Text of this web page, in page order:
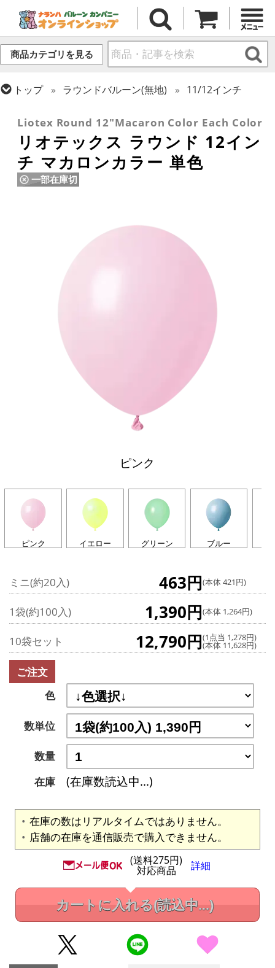
商品カテゴリを見る
トップ ラウンドバルーン(無地)
11/12インチ
Liotex Round 12"Macaron Color Each Color
リオテックス ラウンド 12イン
チ マカロンカラー 単色
一部在庫切
ピンク
ピンク イエロー グリーン ブルー
ミニ(約20入) 463円(本体 421円)
1袋(約100入) 1,390円(本体 1,264円)
10袋セット 12,790円(1点当 1,278円)
(本体 11,628円)
ご注文
色
数単位
数量
在庫
(在庫数読込中...)
在庫の数はリアルタイムではありません。
店舗の在庫を通信販売で購入できません。
(送料275円)
対応商品 詳細
カートに入れる(読込中...)